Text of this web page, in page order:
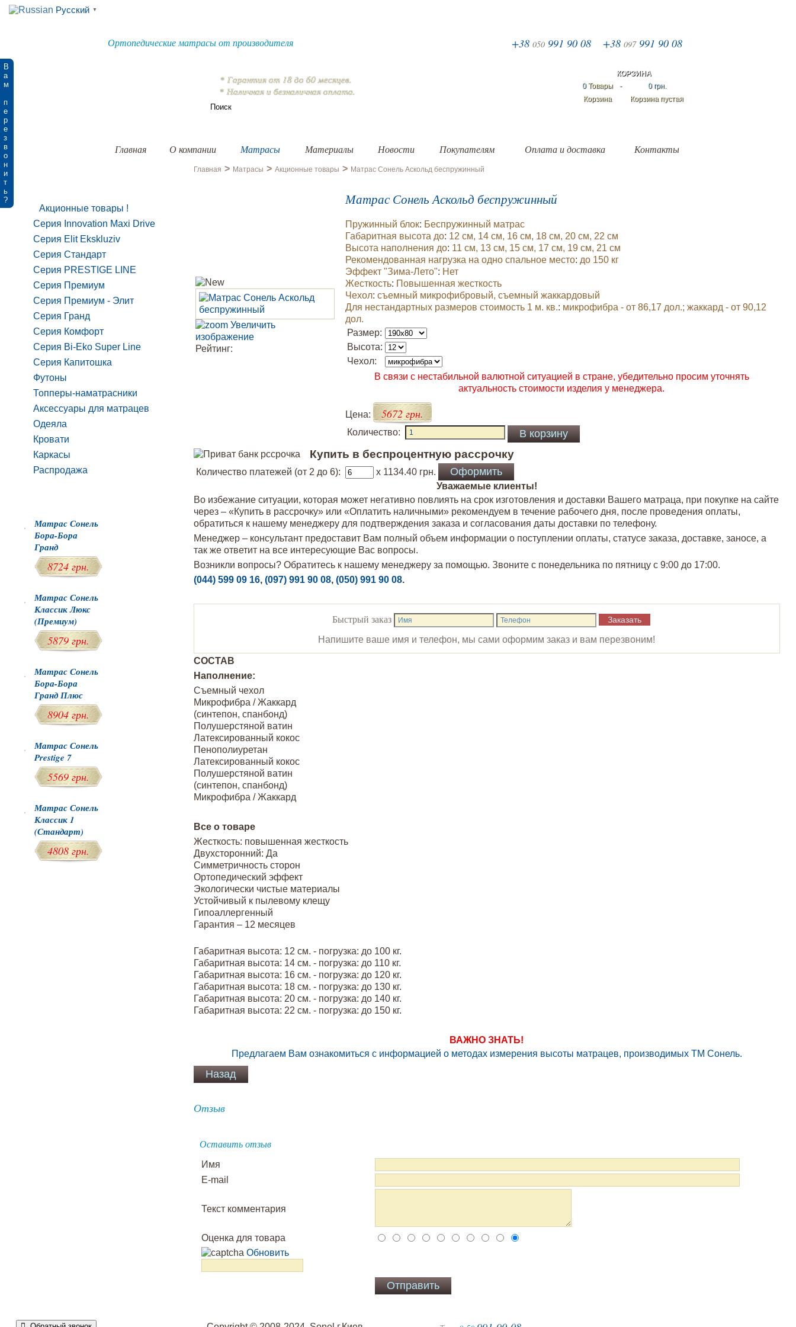
Русский ▼
Ортопедические матрасы от производителя +38 050 991 90 08 +38 097991 90 08
КОРЗИНА
0Товары -
0 грн.
Корзина
Корзина пустая
*Гарантия от 18 до 60 месяцев.
* Наличная и безналичнаяоплата.
Главная О компании Матрасы Материалы Новости Покупателям Оплата и доставка Контакты
Главная > Матрасы > Акционные товары > Матрас Сонель Аскольд беспружинный
Увеличить
изображение
Рейтинг:
Матрас Сонель Аскольд беспружинный
Пружинный блок: Беспружинный матрас
Габаритная высота до: 12 см, 14 см, 16 см, 18 см, 20 см, 22 см
Высота наполнения до: 11 см, 13 см, 15 см, 17 см, 19 см, 21 см
Рекомендованная нагрузка на одно спальное место: до 150 кг
Эффект "Зима-Лето": Нет
Жесткость: Повышенная жесткость
Чехол: съемный микрофибровый, съемный жаккардовый
Для нестандартных размеров стоимость 1 м. кв.: микрофибра - от 86,17 дол.; жаккард - от 90,12
дол.
Размер:
Высота:
Чехол:
В связи с нестабильной валютной ситуацией в стране, убедительно просим уточнять
актуальность стоимости изделия у менеджера.
Цена: 5672 грн.
Количество:
Купить в беспроцентную рассрочку
Количество платежей (от 2 до 6): x 1134.40грн.
Уважаемые клиенты!
Во избежание ситуации, которая может негативно повлиять на срок изготовления и доставки Вашего матраца, при покупке на сайте
через – «Купить в рассрочку» или «Оплатить наличными» рекомендуем в течение рабочего дня, после проведения оплаты,
обратиться к нашему менеджеру для подтверждения заказа и согласования даты доставки по телефону.
Менеджер – консультант предоставит Вам полный объем информации о поступлении оплаты, статусе заказа, доставке, заносе, а
так же ответит на все интересующие Вас вопросы.
Возникли вопросы? Обратитесь к нашему менеджеру за помощью. Звоните с понедельника по пятницу с 9:00 до 17:00.
(044) 599 09 16, (097) 991 90 08, (050) 991 90 08.
Быстрый заказ
Напишите ваше имя и телефон, мы сами оформим заказ и вам перезвоним!
СОСТАВ
Наполнение:
Съемный чехол
Микрофибра / Жаккард
(синтепон, спанбонд)
Полушерстяной ватин
Латексированный кокос
Пенополиуретан
Латексированный кокос
Полушерстяной ватин
(синтепон, спанбонд)
Микрофибра / Жаккард
Все о товаре
Жесткость: повышенная жесткость
Двухсторонний: Да
Симметричность сторон
Ортопедический эффект
Экологически чистые материалы
Устойчивый к пылевому клещу
Гипоаллергенный
Гарантия – 12 месяцев
Габаритная высота: 12 см. - погрузка: до 100 кг.
Габаритная высота: 14 см. - погрузка: до 110 кг.
Габаритная высота: 16 см. - погрузка: до 120 кг.
Габаритная высота: 18 см. - погрузка: до 130 кг.
Габаритная высота: 20 см. - погрузка: до 140 кг.
Габаритная высота: 22 см. - погрузка: до 150 кг.
ВАЖНО ЗНАТЬ!
Предлагаем Вам ознакомиться с информацией о методах измерения высоты матрацев, производимых ТМ Сонель.
Отзыв
Оставить отзыв
Имя
E-mail
Текст комментария
Оценка для товара
Обновить
Акционные товары
Серия Innovation Maxi Drive
Серия Elit Ekskluziv
Серия Стандарт
Серия PRESTIGE LINE
Серия Премиум
Серия Премиум - Элит
Серия Гранд
Серия Комфорт
Серия Bi-Eko Super Line
Серия Капитошка
Футоны
Топперы-наматрасники
Аксессуары для матрацев
Одеяла
Кровати
Каркасы
Распродажа
Матрас Сонель
Бора-Бора
Гранд
8724 грн.
Матрас Сонель
Классик Люкс
(Премиум)
5879 грн.
Матрас Сонель
Бора-Бора
Гранд Плюс
8904 грн.
Матрас Сонель
Prestige 7
5569 грн.
Матрас Сонель
Классик 1
(Стандарт)
4808 грн.
В
а
м
п
е
р
е
з
в
о
н
и
т
ь
?